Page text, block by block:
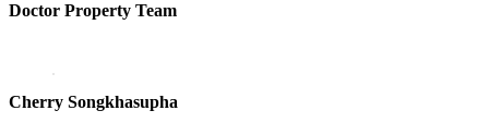
Doctor Property Team
Cherry Songkhasupha